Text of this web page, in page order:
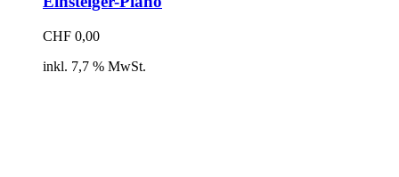
CHF 0,00
inkl. 7,7 % MwSt.